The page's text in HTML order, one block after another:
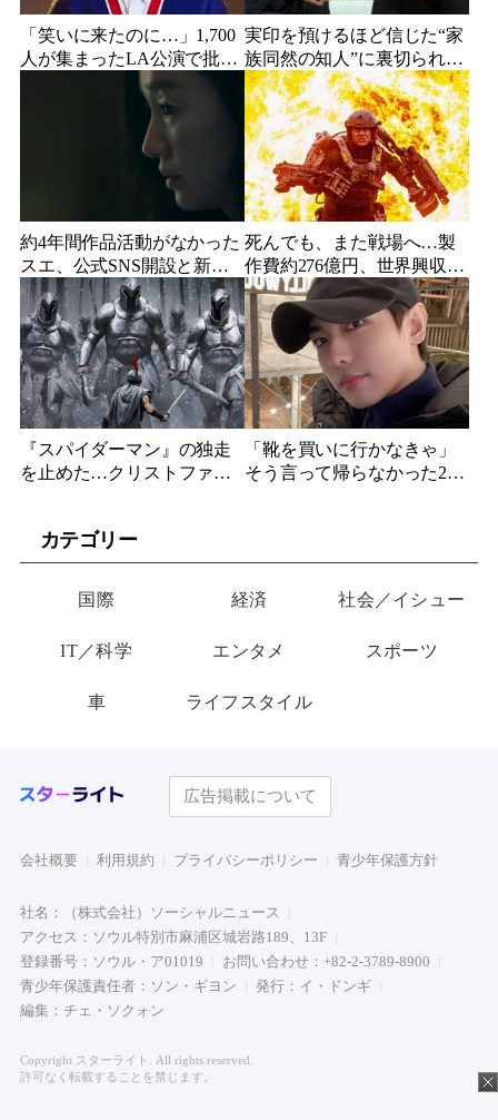
「笑いに来たのに…」1,700
人が集まったLA公演で批判
続出、人気コメディアンが
実印を預けるほど信じた“家
族同然の知人”に裏切られ
た…収益9対1、10年間の奴
隷契約で人生が一変
約4年間作品活動がなかった
スエ、公式SNS開設と新ビ
ジュアル公開で復帰説が急
浮上
死んでも、また戦場へ…製
作費約276億円、世界興収
584億円のSF大作『オール・
ユー・ニード・イズ・キ
ル』がついに配信
『スパイダーマン』の独走
を止めた…クリストファ
上陸
「靴を買いに行かなきゃ」
そう言って帰らなかった24
カテゴリー
国際 経済 社会／イシュー
IT／科学 エンタメ スポーツ
車 ライフスタイル
広告掲載について
会社概要 利用規約 プライバシーポリシー 青少年保護方針
社名：（株式会社）ソーシャルニュース
アクセス：ソウル特別市麻浦区城岩路189、13F
登録番号：ソウル・ア01019
お問い合わせ：+82-2-3789-8900
青少年保護責任者：ソン・ギヨン
発行：イ・ドンギ
編集：チェ・ソクォン
Copyright スターライト. All rights reserved.
許可なく転載することを禁じます。